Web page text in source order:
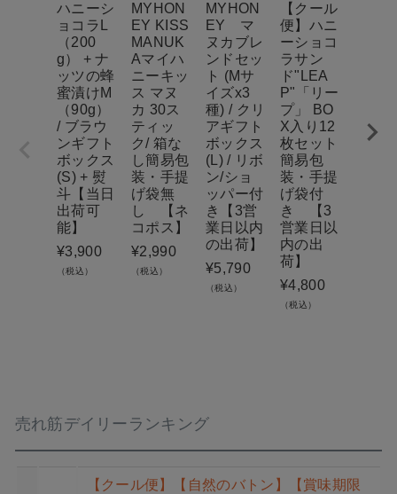
ハニーシ
ョコラL
（200
g） + ナ
ッツの蜂
蜜漬けM
（90g）
/ ブラウ
ンギフト
ボックス
(S) + 熨
斗【当日
出荷可
能】
¥3,900
（税込）
MYHON
EY KISS
MANUK
Aマイハ
ニーキッ
ス マヌ
カ 30ス
ティッ
ク/ 箱な
し簡易包
装・手提
げ袋無
し 【ネ
コポス】
¥2,990
（税込）
MYHON
EY マ
ヌカブレ
ンドセッ
ト (Mサ
イズx3
種) / クリ
アギフト
ボックス
(L) / リボ
ン/ショ
ッパー付
き【3営
業日以内
の出荷】
¥5,790
（税込）
【クール
便】ハニ
ーショコ
ラサン
ド"LEA
P"「リー
プ」 BO
X入り12
枚セット
簡易包
装・手提
げ袋付
き 【3
営業日以
内の出
荷】
¥4,800
（税込）
種の蜜
源/ 箱
売れ筋デイリーランキング
【クール便】【自然のバトン】【賞味期限